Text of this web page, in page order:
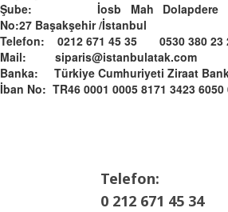
Şube: İosb Mah Dolapdere
No:27 Başakşehir /İstanbul
Telefon: 0212 671 45 35 0530 380 23
Mail: siparis@istanbulatak.com
Banka: Türkiye Cumhuriyeti Ziraat
İban No: TR46 0001 0005 8171 3423 6050
Telefon:
0 212 671 45 34